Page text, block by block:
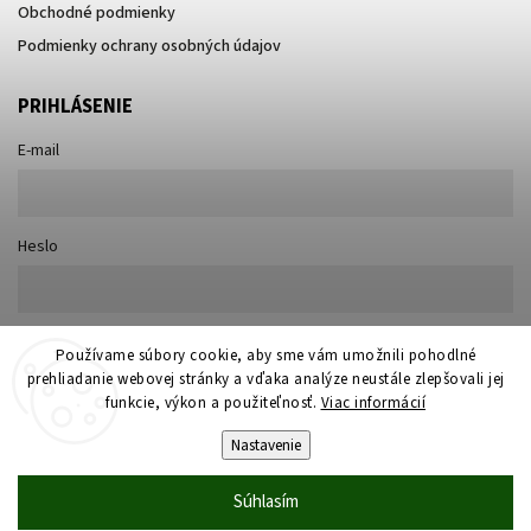
Používame súbory cookie, aby sme vám umožnili pohodlné
prehliadanie webovej stránky a vďaka analýze neustále zlepšovali jej
funkcie, výkon a použiteľnosť. Viac informácií
Nastavenie
Súhlasím
Obchodné podmienky
Podmienky ochrany osobných údajov
PRIHLÁSENIE
E-mail
Heslo
Prihlásiť sa
Nová registrácia
Zabudnuté heslo